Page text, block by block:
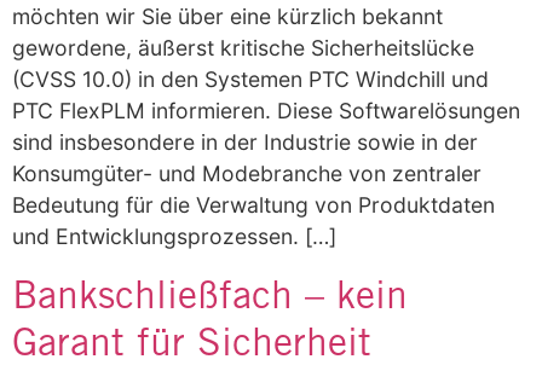
möchten wir Sie über eine kürzlich bekannt
gewordene, äußerst kritische Sicherheitslücke
(CVSS 10.0) in den Systemen PTC Windchill und
PTC FlexPLM informieren. Diese Softwarelösungen
sind insbesondere in der Industrie sowie in der
Konsumgüter- und Modebranche von zentraler
Bedeutung für die Verwaltung von Produktdaten
und Entwicklungsprozessen. […]
Bankschließfach – kein
Garant für Sicherheit